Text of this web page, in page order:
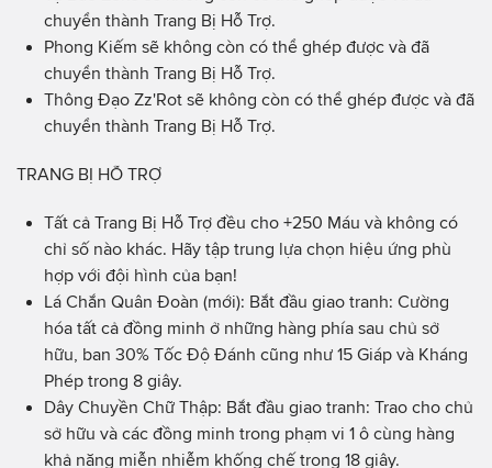
chuyển thành Trang Bị Hỗ Trợ.
Phong Kiếm sẽ không còn có thể ghép được và đã
chuyển thành Trang Bị Hỗ Trợ.
Thông Đạo Zz'Rot sẽ không còn có thể ghép được và đã
chuyển thành Trang Bị Hỗ Trợ.
TRANG BỊ HỖ TRỢ
Tất cả Trang Bị Hỗ Trợ đều cho +250 Máu và không có
chỉ số nào khác. Hãy tập trung lựa chọn hiệu ứng phù
hợp với đội hình của bạn!
Lá Chắn Quân Đoàn (mới): Bắt đầu giao tranh: Cường
hóa tất cả đồng minh ở những hàng phía sau chủ sở
hữu, ban 30% Tốc Độ Đánh cũng như 15 Giáp và Kháng
Phép trong 8 giây.
Dây Chuyền Chữ Thập: Bắt đầu giao tranh: Trao cho chủ
sở hữu và các đồng minh trong phạm vi 1 ô cùng hàng
khả năng miễn nhiễm khống chế trong 18 giây.